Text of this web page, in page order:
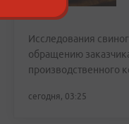
Исследования
обращению
производственного
сегодня, 03:25